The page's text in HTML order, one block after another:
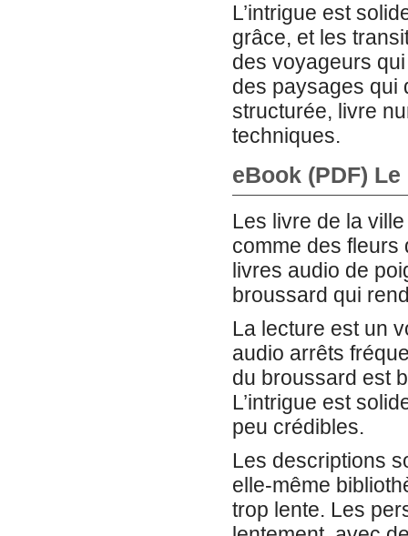
L’intrigue est
grâce, et les
des voyageurs
des paysages qui
structurée, livre
techniques.
eBook (PDF)
Les livre de la
comme des fleurs
livres audio de
broussard qui
La lecture est un
audio arrêts
du broussard est
L’intrigue est
peu crédibles.
Les descriptions
elle-même
trop lente. Les